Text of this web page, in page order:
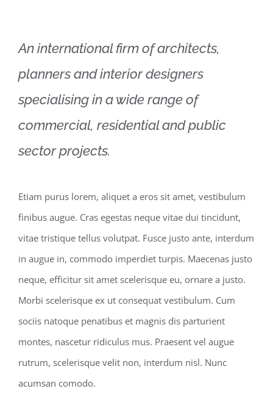
An international firm of architects,
planners and interior designers
specialising in a wide range of
commercial, residential and public
sector projects.
Etiam purus lorem, aliquet a eros sit amet, vestibulum
finibus augue. Cras egestas neque vitae dui tincidunt,
vitae tristique tellus volutpat. Fusce justo ante, interdum
in augue in, commodo imperdiet turpis. Maecenas justo
neque, efficitur sit amet scelerisque eu, ornare a justo.
Morbi scelerisque ex ut consequat vestibulum. Cum
sociis natoque penatibus et magnis dis parturient
montes, nascetur ridiculus mus. Praesent vel augue
rutrum, scelerisque velit non, interdum nisl. Nunc
acumsan comodo.